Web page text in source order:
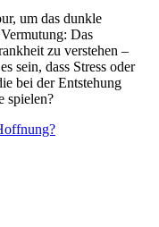
um das dunkle
Das
zu verstehen –
sein, dass Stress oder
bei der Entstehung
spielen?